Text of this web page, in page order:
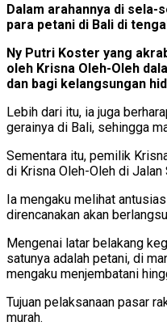
Dalam arahannya di
para petani di Bali di
Ny Putri Koster yang
oleh Krisna Oleh-Oleh
dan bagi kelangsungan
Lebih dari itu, ia juga
gerainya di Bali, sehingga
Sementara itu, pemilik
di Krisna Oleh-Oleh di Jalan
Ia mengaku melihat
direncanakan akan
Mengenai latar belakang
satunya adalah petani, di
mengaku menjembatani
Tujuan pelaksanaan pasar
murah.